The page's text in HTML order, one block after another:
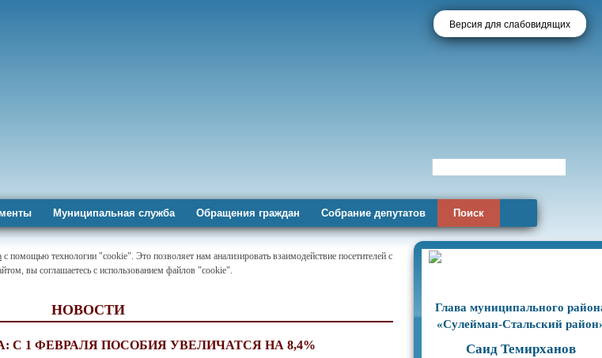
Версия для слабовидящих
Муниципальная служба Обращения граждан Собрание депутатов Поиск
с помощью технологии "cookie". Это позволяет нам анализировать взаимодействие посетителей с
вы соглашаетесь с использованием файлов "cookie".
НОВОСТИ
1 ФЕВРАЛЯ ПОСОБИЯ УВЕЛИЧАТСЯ НА 8,4%
Глава муниципального
«Сулейман-Стальский
Саид Темирханов